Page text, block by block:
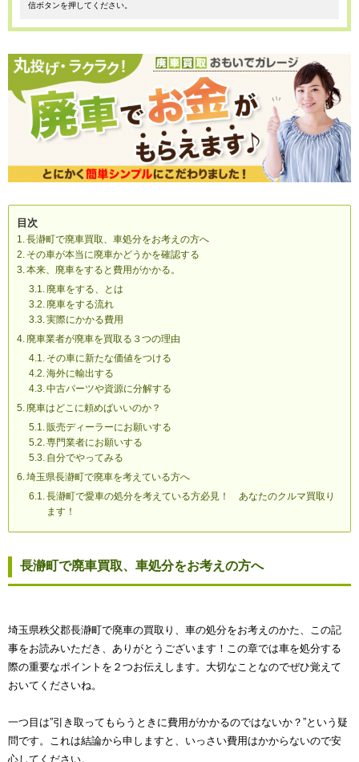
信ボタンを押してください。
目次
長瀞町で廃車買取、車処分をお考えの方へ
その車が本当に廃車かどうかを確認する
本来、廃車をすると費用がかかる。
廃車をする、とは
廃車をする流れ
実際にかかる費用
廃車業者が廃車を買取る３つの理由
その車に新たな価値をつける
海外に輸出する
中古パーツや資源に分解する
廃車はどこに頼めばいいのか？
販売ディーラーにお願いする
専門業者にお願いする
自分でやってみる
埼玉県長瀞町で廃車を考えている方へ
長瀞町で愛車の処分を考えている方必見！ あなたのクルマ買取り
ます！
長瀞町で廃車買取、車処分をお考えの方へ
埼玉県秩父郡長瀞町で廃車の買取り、車の処分をお考えのかた、この記
事をお読みいただき、ありがとうございます！この章では車を処分する
際の重要なポイントを２つお伝えします。大切なことなのでぜひ覚えて
おいてくださいね。
一つ目は”引き取ってもらうときに費用がかかるのではないか？”という疑
問です。これは結論から申しますと、いっさい費用はかからないので安
心してください。